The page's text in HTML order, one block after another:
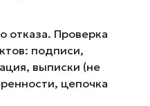
отказа. Проверка
подписи,
выписки (не
цепочка